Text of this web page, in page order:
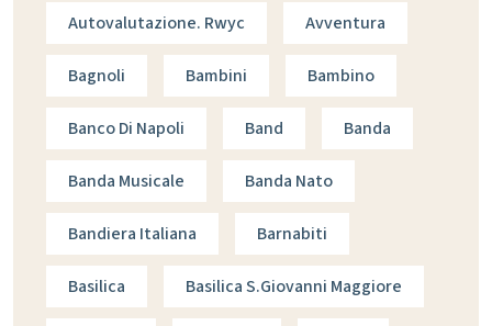
Autovalutazione. Rwyc Avventura
Bagnoli Bambini Bambino
Banco Di Napoli Band Banda
Banda Musicale Banda Nato
Bandiera Italiana Barnabiti
Basilica Basilica S.giovanni Maggiore